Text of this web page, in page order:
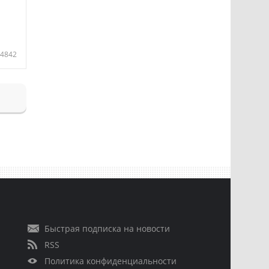
4842
Быстрая подписка на новости
RSS
Политика конфиденциальности